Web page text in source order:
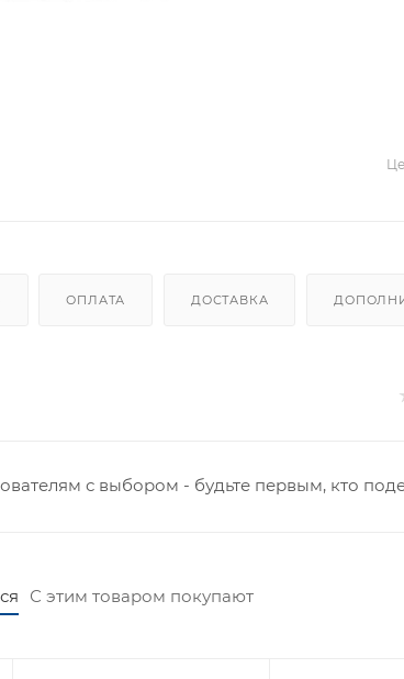
ОПЛАТА ДОСТАВКА
с выбором - будьте первым, кто
С этим товаром покупают